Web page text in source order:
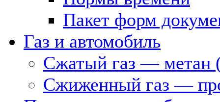
Пакет форм
Газ и автомобиль
Сжатый газ — метан
Сжиженный газ —